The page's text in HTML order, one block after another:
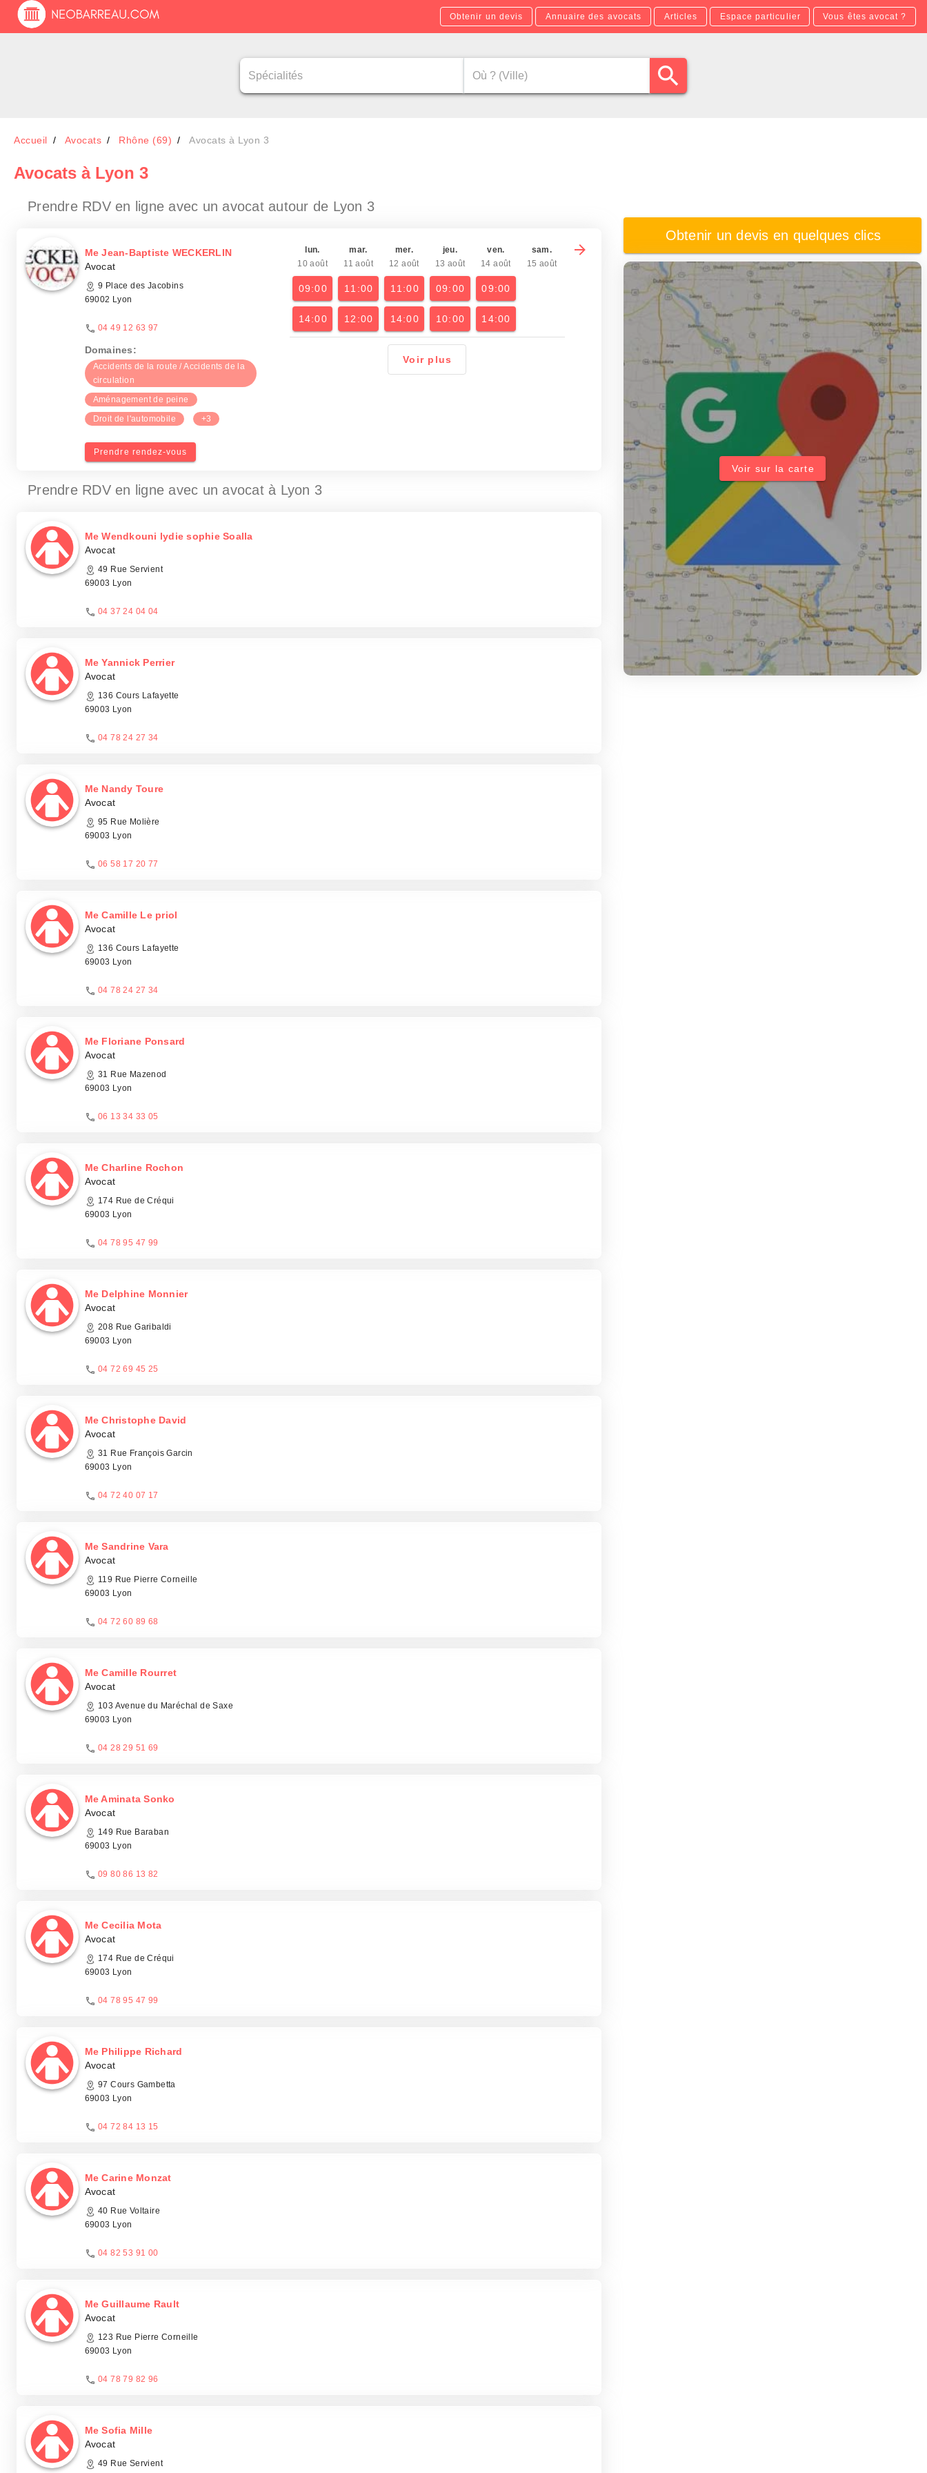
Obtenir un devis Annuaire des avocats Articles Espace particulier Vous êtes avocat ?
Accueil Avocats Rhône (69) Avocats à Lyon 3
Avocats à Lyon 3
Prendre RDV en ligne avec un avocat autour de Lyon 3
Me Jean-Baptiste WECKERLIN
Avocat
9 Place des Jacobins
69002 Lyon
04 49 12 63 97
Domaines:
Accidents de la route / Accidents de la
circulation
Aménagement de peine
Droit de l'automobile
+3
Prendre rendez-vous
lun.
10 août
09:00
14:00
mar.
11 août
11:00
12:00
mer.
12 août
11:00
14:00
jeu.
13 août
09:00
10:00
ven.
14 août
09:00
14:00
sam.
15 août
Voir plus
Prendre RDV en ligne avec un avocat à Lyon 3
Me Wendkouni lydie sophie Soalla
Avocat
49 Rue Servient
69003 Lyon
04 37 24 04 04
Me Yannick Perrier
Avocat
136 Cours Lafayette
69003 Lyon
04 78 24 27 34
Me Nandy Toure
Avocat
95 Rue Molière
69003 Lyon
06 58 17 20 77
Me Camille Le priol
Avocat
136 Cours Lafayette
69003 Lyon
04 78 24 27 34
Me Floriane Ponsard
Avocat
31 Rue Mazenod
69003 Lyon
06 13 34 33 05
Me Charline Rochon
Avocat
174 Rue de Créqui
69003 Lyon
04 78 95 47 99
Me Delphine Monnier
Avocat
208 Rue Garibaldi
69003 Lyon
04 72 69 45 25
Me Christophe David
Avocat
31 Rue François Garcin
69003 Lyon
04 72 40 07 17
Me Sandrine Vara
Avocat
119 Rue Pierre Corneille
69003 Lyon
04 72 60 89 68
Me Camille Rourret
Avocat
103 Avenue du Maréchal de Saxe
69003 Lyon
04 28 29 51 69
Me Aminata Sonko
Avocat
149 Rue Baraban
69003 Lyon
09 80 86 13 82
Me Cecilia Mota
Avocat
174 Rue de Créqui
69003 Lyon
04 78 95 47 99
Me Philippe Richard
Avocat
97 Cours Gambetta
69003 Lyon
04 72 84 13 15
Me Carine Monzat
Avocat
40 Rue Voltaire
69003 Lyon
04 82 53 91 00
Me Guillaume Rault
Avocat
123 Rue Pierre Corneille
69003 Lyon
04 78 79 82 96
Me Sofia Mille
Avocat
49 Rue Servient
Obtenir un devis en quelques clics
Voir sur la carte